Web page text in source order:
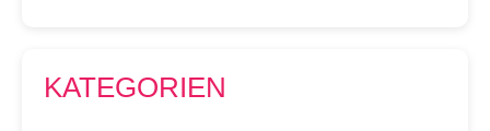
KATEGORIEN